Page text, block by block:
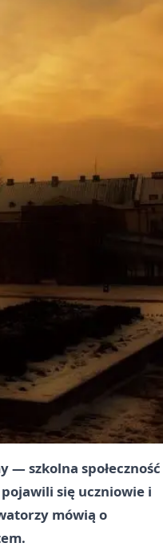
— szkolna społeczność
się uczniowie i
mówią o